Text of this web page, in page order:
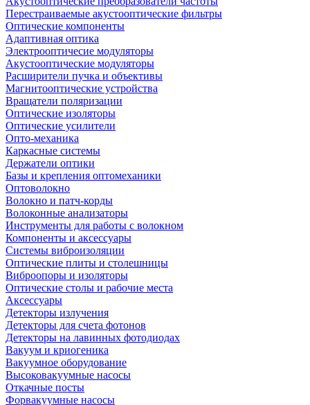
Перестраиваемые акустооптические фильтры
Оптические компоненты
Адаптивная оптика
Электрооптичесие модуляторы
Акустооптические модуляторы
Расширители пучка и объективы
Магнитооптические устройства
Вращатели поляризации
Оптические изоляторы
Оптические усилители
Опто-механика
Каркасные системы
Держатели оптики
Базы и крепления оптомеханики
Оптоволокно
Волокно и патч-корды
Волоконные анализаторы
Инструменты для работы с волокном
Компоненты и аксессуары
Системы виброизоляции
Оптические плиты и столешницы
Виброопоры и изоляторы
Оптические столы и рабочие места
Аксессуары
Детекторы излучения
Детекторы для счета фотонов
Детекторы на лавинных фотодиодах
Вакуум и криогеника
Вакуумное оборудование
Высоковакуумные насосы
Откачные посты
Форвакуумные насосы